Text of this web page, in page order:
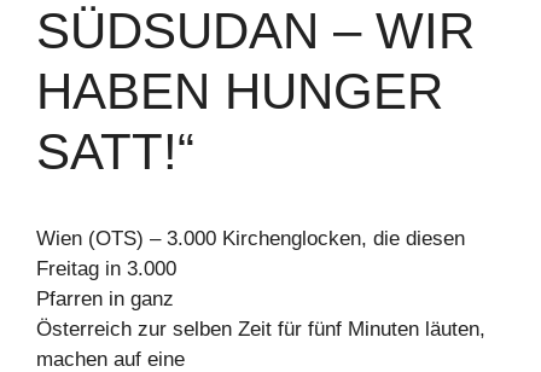
SÜDSUDAN – WIR
HABEN HUNGER
SATT!“
Wien (OTS) – 3.000 Kirchenglocken, die diesen
Freitag in 3.000
Pfarren in ganz
Österreich zur selben Zeit für fünf Minuten läuten,
machen auf eine